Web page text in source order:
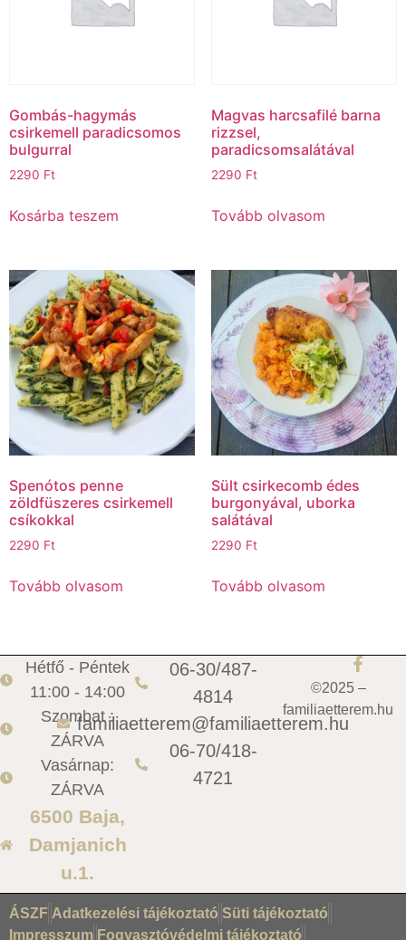
Gombás-hagymás
csirkemell paradicsomos
bulgurral
2290 Ft
Kosárba teszem
Magvas harcsafilé barna
rizzsel,
paradicsomsalátával
2290 Ft
Tovább olvasom
Spenótos penne
zöldfüszeres csirkemell
csíkokkal
2290 Ft
Tovább olvasom
Sült csirkecomb édes
burgonyával, uborka
salátával
2290 Ft
Tovább olvasom
Hétfő - Péntek
11:00 - 14:00
Szombat :
ZÁRVA
Vasárnap:
ZÁRVA
6500 Baja,
Damjanich
u.1.
06-30/487-
4814
familiaetterem@familiaetterem.hu
06-70/418-
4721
©2025 –
familiaetterem.hu
ÁSZF Adatkezelési tájékoztató Süti tájékoztató
Impresszum Fogyasztóvédelmi tájékoztató